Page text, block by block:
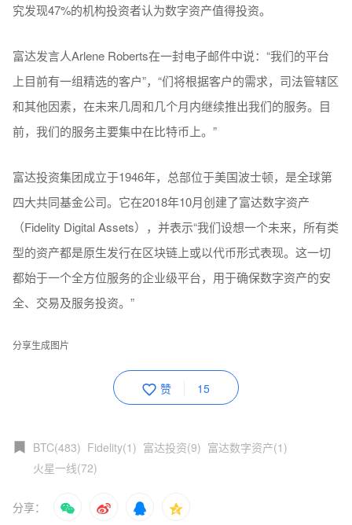
究发现47%的机构投资者认为数字资产值得投资。
富达发言人Arlene Roberts在一封电子邮件中说：“我们的平台
上目前有一组精选的客户”，“们将根据客户的需求，司法管辖区
和其他因素，在未来几周和几个月内继续推出我们的服务。目
前，我们的服务主要集中在比特币上。”
富达投资集团成立于1946年，总部位于美国波士顿，是全球第
四大共同基金公司。它在2018年10月创建了富达数字资产
（Fidelity Digital Assets），并表示“我们设想一个未来，所有类
型的资产都是原生发行在区块链上或以代币形式表现。这一切
都始于一个全方位服务的企业级平台，用于确保数字资产的安
全、交易及服务投资。”
分享生成图片
赞 15
BTC(483) Fidelity(1) 富达投资(9) 富达数字资产(1)
火星一线(72)
分享：